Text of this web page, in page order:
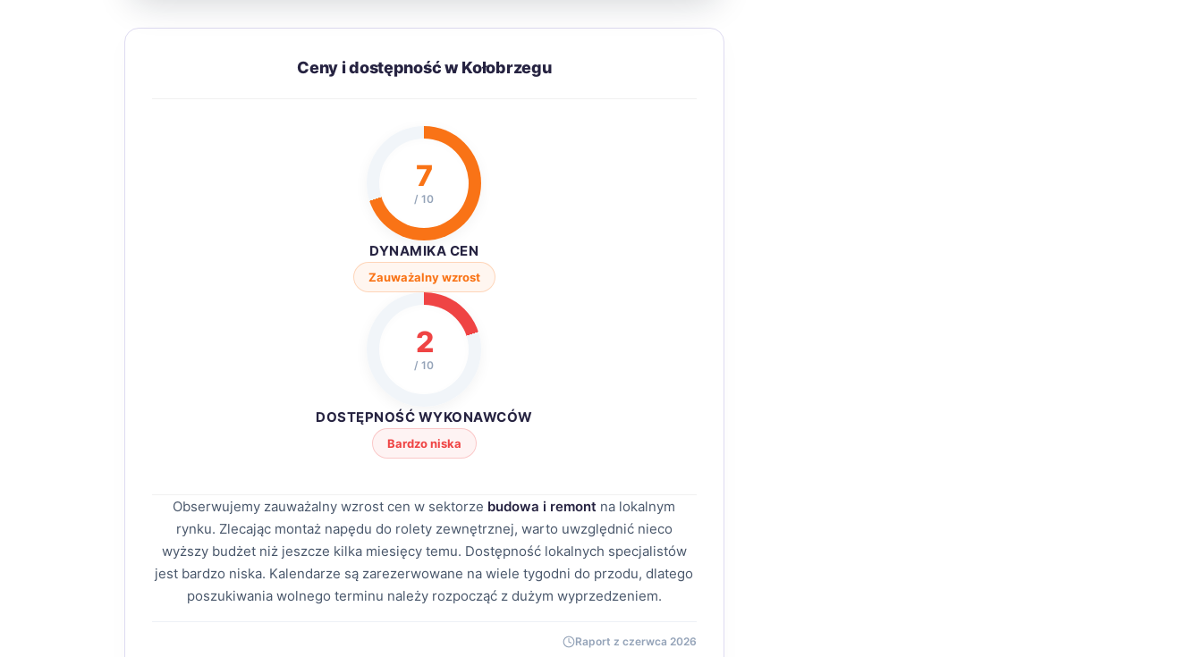
Ceny i dostępność w Kołobrzegu
7
/ 10
DYNAMIKA CEN
Zauważalny wzrost
2
/ 10
DOSTĘPNOŚĆ WYKONAWCÓW
Bardzo niska
Obserwujemy zauważalny wzrost cen w sektorze budowa i remont na lokalnym
rynku. Zlecając montaż napędu do rolety zewnętrznej, warto uwzględnić nieco
wyższy budżet niż jeszcze kilka miesięcy temu. Dostępność lokalnych specjalistów
jest bardzo niska. Kalendarze są zarezerwowane na wiele tygodni do przodu, dlatego
poszukiwania wolnego terminu należy rozpocząć z dużym wyprzedzeniem.
Raport z czerwca 2026